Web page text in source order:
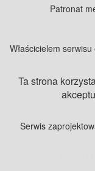
Patronat
Właścicielem
Ta strona
Serwis